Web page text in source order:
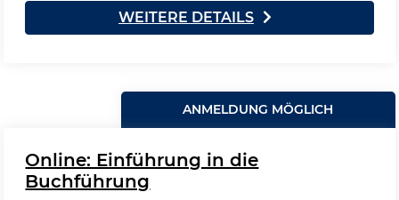
WEITERE DETAILS
ANMELDUNG MÖGLICH
Online: Einführung in die
Buchführung